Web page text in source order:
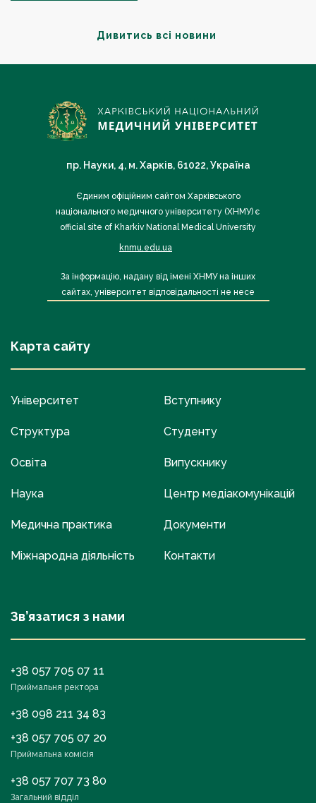
Дивитись всі новини
пр. Науки, 4, м. Харків, 61022, Україна
Єдиним офіційним сайтом Харківського
національного медичного університету (ХНМУ) є
official site of Kharkiv National Medical University
knmu.edu.ua
За інформацію, надану від імені ХНМУ на інших
сайтах, університет відповідальності не несе
Карта сайту
Університет
Структура
Освіта
Наука
Медична практика
Міжнародна діяльність
Вступнику
Студенту
Випускнику
Центр медіакомунікацій
Документи
Контакти
Зв’язатися з нами
+38 057 705 07 11
Приймальня ректора
+38 098 211 34 83
+38 057 705 07 20
Приймальна комісія
+38 057 707 73 80
Загальний відділ